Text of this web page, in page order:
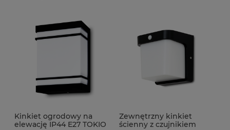
Kinkiet ogrodowy na
elewację IP44 E27 TOKIO
Zewnętrzny kinkiet
ścienny z czujnikiem